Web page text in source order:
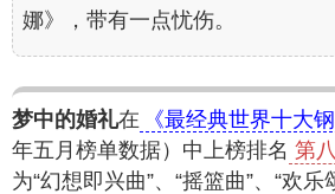
娜》，带有一点忧伤。
梦中的婚礼在 《最经典世界十大
年五月榜单数据）中上榜排名 第八
为“幻想即兴曲”、“摇篮曲”、“欢乐